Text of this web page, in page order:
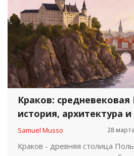
Краков:
история, архитектура
Samuel Musso 28
Краков - древняя столица